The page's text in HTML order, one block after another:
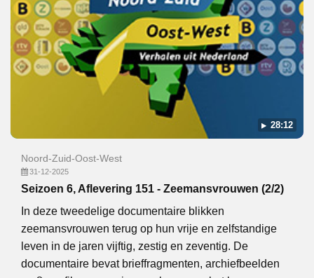
28:12
Noord-Zuid-Oost-West
31-12-2025
Seizoen 6, Aflevering 151 - Zeemansvrouwen (2/2)
In deze tweedelige documentaire blikken
zeemansvrouwen terug op hun vrije en zelfstandige
leven in de jaren vijftig, zestig en zeventig. De
documentaire bevat brieffragmenten, archiefbeelden